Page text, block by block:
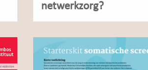
netwerkzorg?